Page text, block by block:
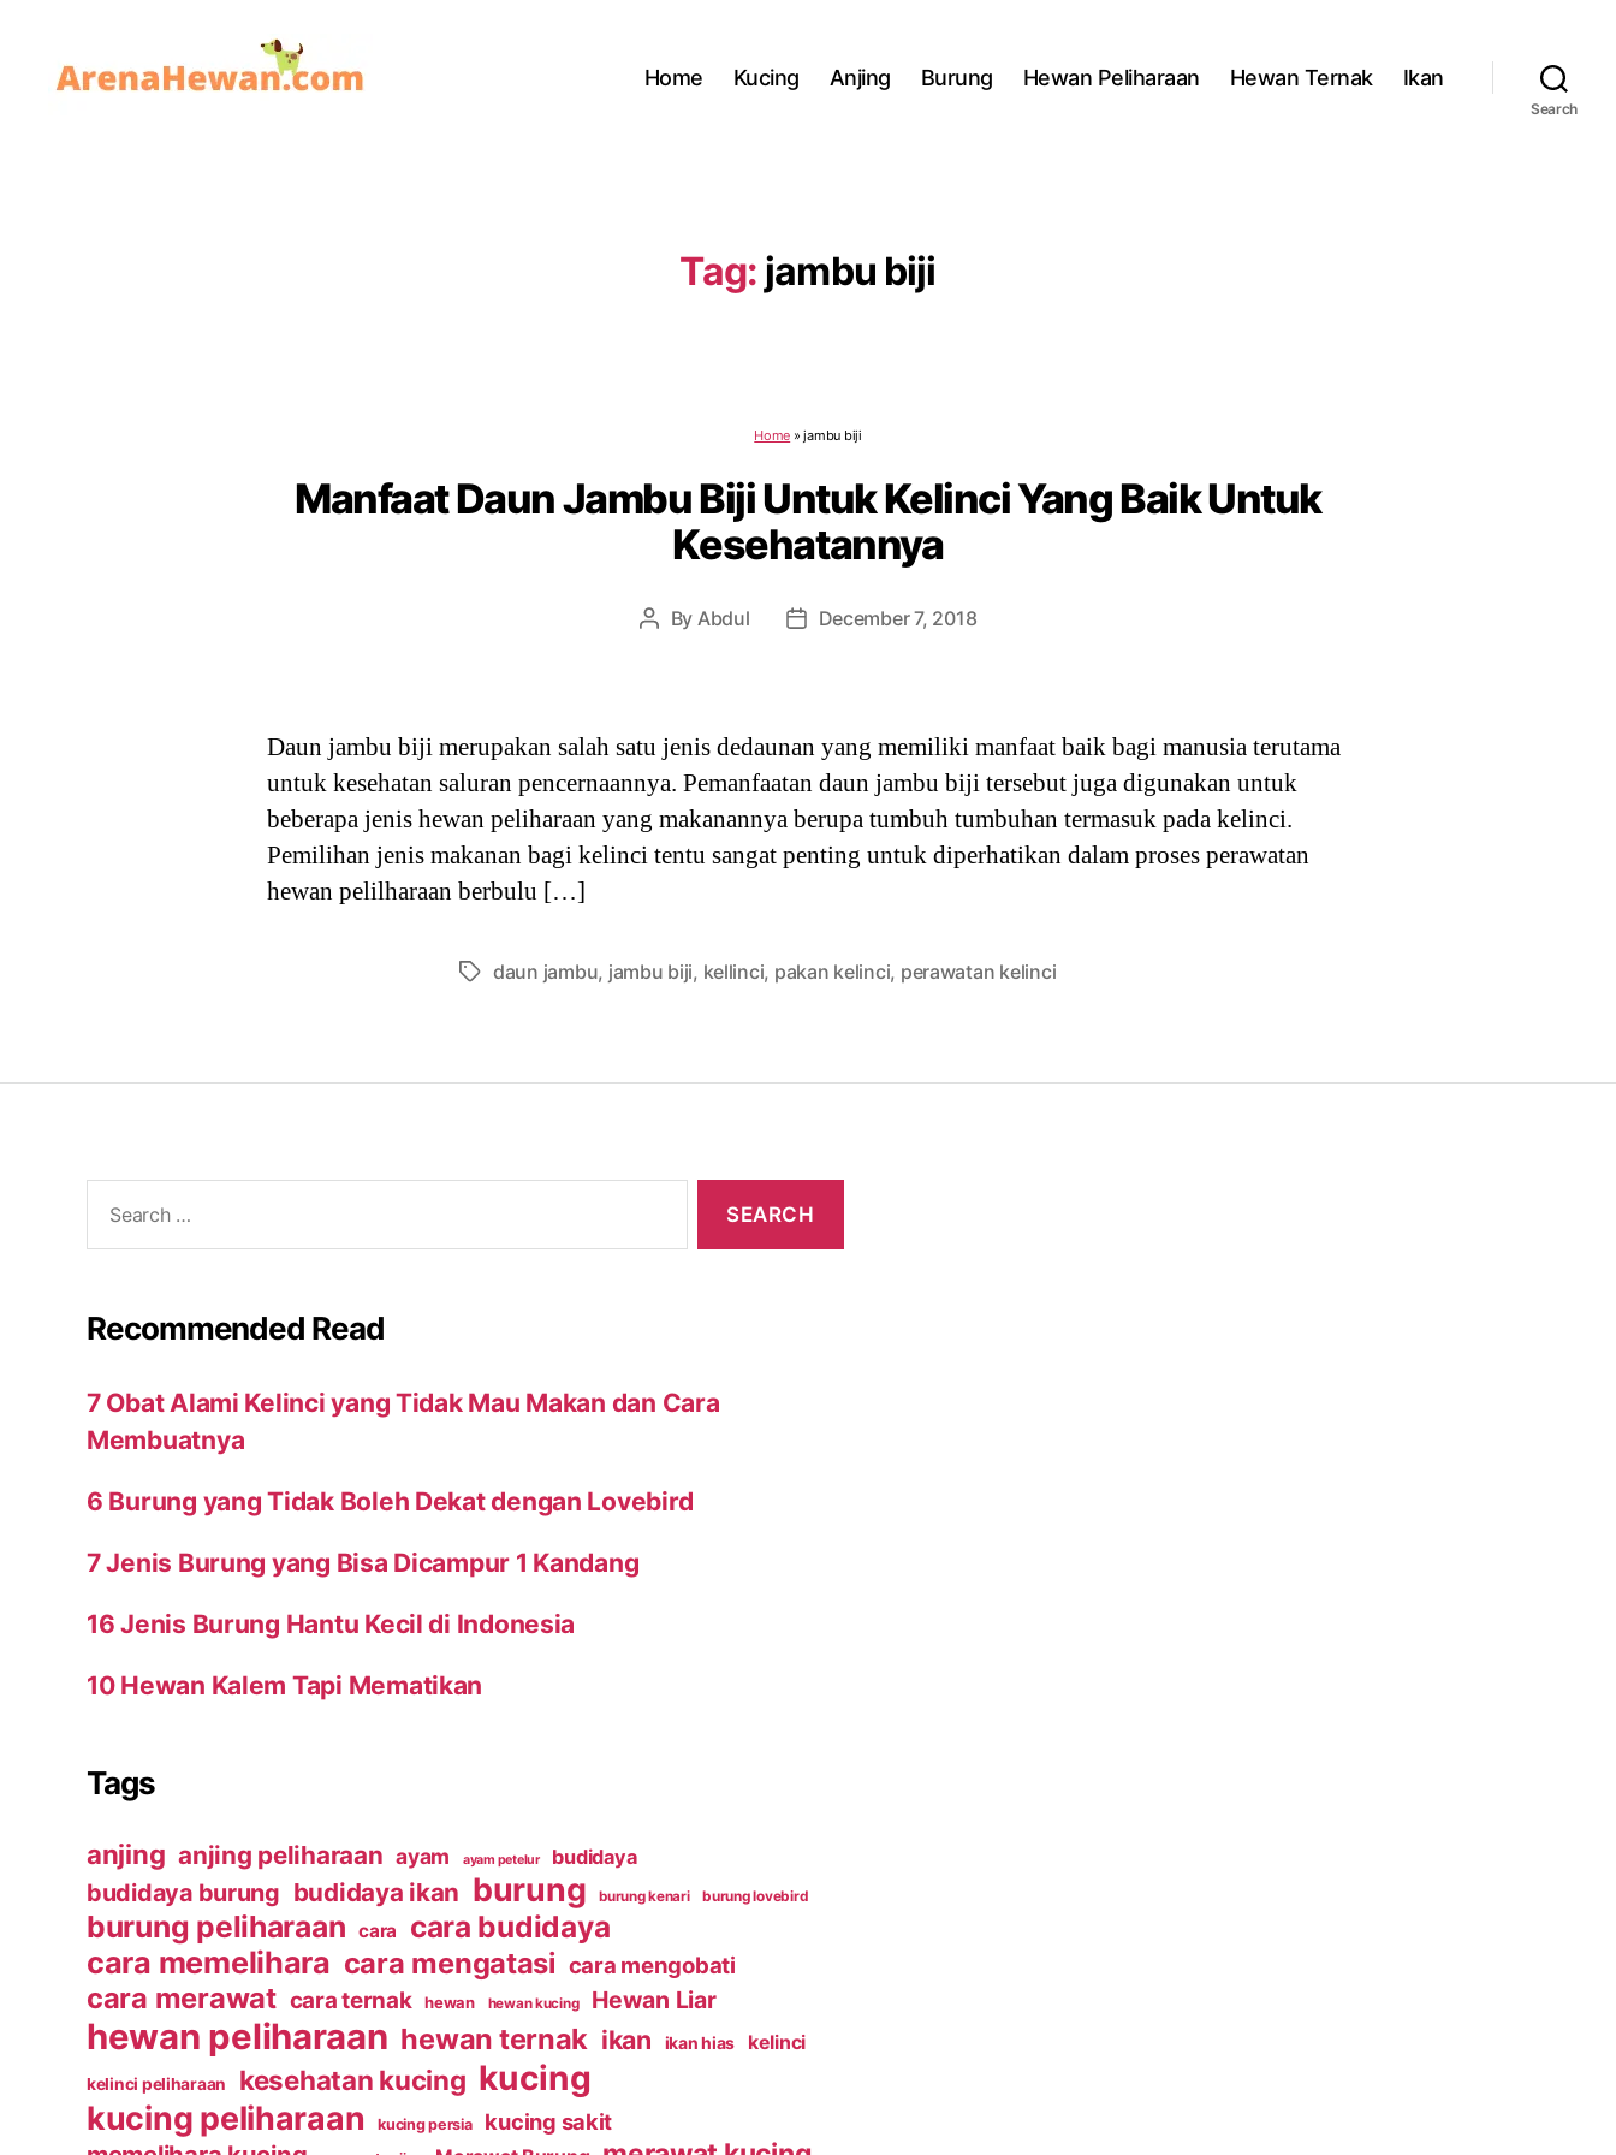
Home Kucing Anjing Burung Hewan Peliharaan Hewan Ternak Ikan
Search
Tag: jambu biji
Home »jambu biji
Manfaat Daun Jambu Biji Untuk Kelinci Yang Baik Untuk
Kesehatannya
Post
By Abdul
PostDecember 7, 2018
Daun jambu biji merupakan salah satu jenis dedaunan yang memiliki manfaat baik bagi manusia terutama
untuk kesehatan saluran pencernaannya. Pemanfaatan daun jambu biji tersebut juga digunakan untuk
beberapa jenis hewan peliharaan yang makanannya berupa tumbuh tumbuhan termasuk pada kelinci.
Pemilihan jenis makanan bagi kelinci tentu sangat penting untuk diperhatikan dalam proses perawatan
hewan pelilharaan berbulu […]
Tagsdaun jambu, jambu biji, kellinci, pakan kelinci, perawatan kelinci
for:
Recommended Read
7 Obat Alami Kelinci yang Tidak Mau Makan dan Cara
Membuatnya
6 Burung yang Tidak Boleh Dekat dengan Lovebird
7 Jenis Burung yang Bisa Dicampur 1 Kandang
16 Jenis Burung Hantu Kecil di Indonesia
10 Hewan Kalem Tapi Mematikan
Tags
anjing anjing peliharaan ayam ayam petelur budidaya
budidaya burung budidaya ikan burung burung kenari burung lovebird
burung peliharaan cara
cara budidaya
cara memelihara cara mengatasi cara mengobati
cara merawat cara ternak hewan hewan kucing Hewan Liar
hewan peliharaan hewan ternak ikan ikan hias kelinci
kelinci peliharaan kesehatan kucing kucing
kucing peliharaan kucing persia kucing sakit